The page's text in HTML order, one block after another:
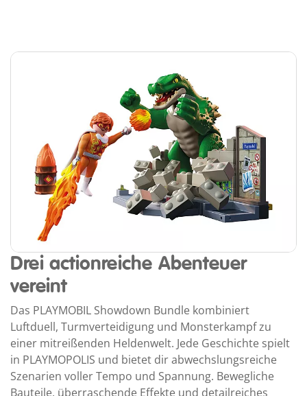
Drei actionreiche Abenteuer
vereint
Das PLAYMOBIL Showdown Bundle kombiniert
Luftduell, Turmverteidigung und Monsterkampf zu
einer mitreißenden Heldenwelt. Jede Geschichte spielt
in PLAYMOPOLIS und bietet dir abwechslungsreiche
Szenarien voller Tempo und Spannung. Bewegliche
Bauteile, überraschende Effekte und detailreiches